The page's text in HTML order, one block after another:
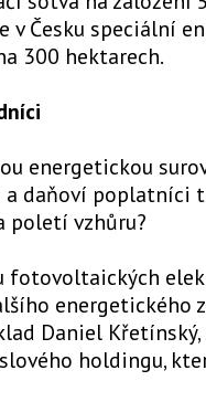
v Česku speciální
300 hektarech.
energetickou
daňoví poplatníci
poletí vzhůru?
fotovoltaických
energetického
Daniel Křetínský,
holdingu,